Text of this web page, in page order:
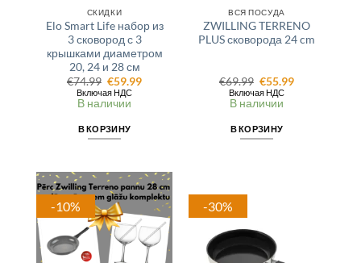
СКИДКИ
Elo Smart Life набор из
3 сковород с 3
крышками диаметром
20, 24 и 28 см
€74.99 Первоначальная
цена
составляла
€59.99Текущая
Включая НДС
В наличии
В КОРЗИНУ
ВСЯ ПОСУДА
ZWILLING TERRENO
PLUS сковорода 24 cm
€69.99 Первоначальная
цена
составляла
€55.99Текущая
Включая НДС
В наличии
В КОРЗИНУ
-10% -30%